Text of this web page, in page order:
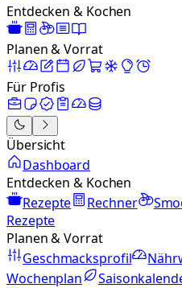
Entdecken & Kochen
Planen & Vorrat
Für Profis
Übersicht
Dashboard
Entdecken & Kochen
Rezepte
Rechner
Rezepte
Planen & Vorrat
Geschmacksprofil
Wochenplan